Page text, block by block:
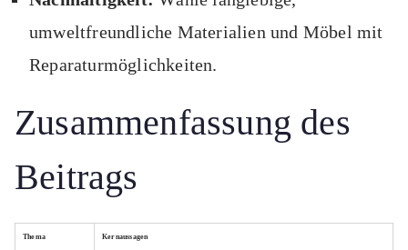
umweltfreundliche Materialien und Möbel mit
Reparaturmöglichkeiten.
Zusammenfassung des
Beitrags
Thema Kernaussagen